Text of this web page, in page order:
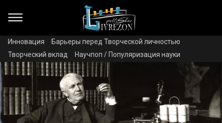
Инновация
Барьеры перед Творческой личностью
Творческий вклад
Научпоп / Популяризация науки